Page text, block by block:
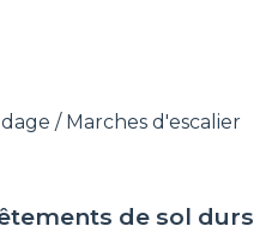
/ Marches d'escalier
de sol durs